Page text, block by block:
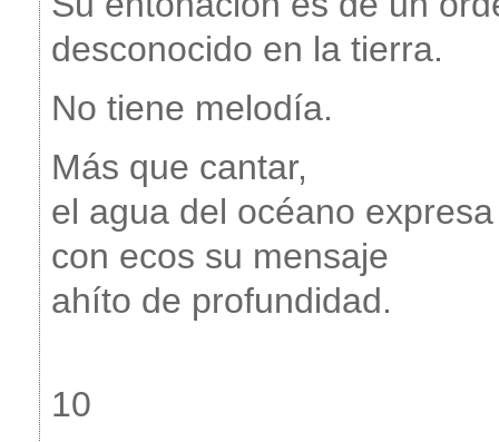
desconocido en la tierra.
No tiene melodía.
Más que cantar,
el agua del océano expresa
con ecos su mensaje
ahíto de profundidad.
10